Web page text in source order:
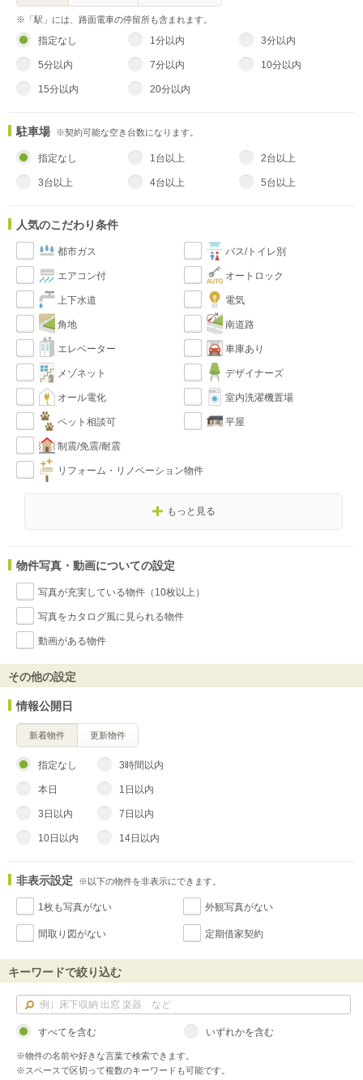
指定なし 1分以内 3分以内
5分以内 7分以内 10分以内
15分以内 20分以内
※「駅」には、路面電車の停留所も含まれます。
駐車場 ※契約可能な空き台数になります。
指定なし 1台以上 2台以上
3台以上 4台以上 5台以上
人気のこだわり条件
都市ガス バス/トイレ別
エアコン付 オートロック
上下水道 電気
角地 南道路
エレベーター 車庫あり
メゾネット デザイナーズ
オール電化 室内洗濯機置場
ペット相談可 平屋
制震/免震/耐震
リフォーム・リノベーション物件
もっと見る
物件写真・動画についての設定
写真が充実している物件（10枚以上）
写真をカタログ風に見られる物件
動画がある物件
その他の設定
情報公開日
新着物件 更新物件
指定なし 3時間以内
本日 1日以内
3日以内 7日以内
10日以内 14日以内
非表示設定 ※以下の物件を非表示にできます。
1枚も写真がない 外観写真がない
間取り図がない 定期借家契約
キーワードで絞り込む
すべてを含む いずれかを含む
※物件の名前や好きな言葉で検索できます。
※スペースで区切って複数のキーワードも可能です。